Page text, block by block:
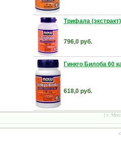
Трифала
796,0 руб.
Гинкго Билоба 60
618,0 руб.
| г.